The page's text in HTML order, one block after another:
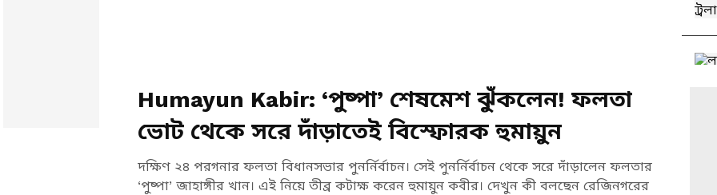
Humayun Kabir: ‘পুষ্পা’ শেষমেশ ঝুঁকলেন! ফলতা
ভোট থেকে সরে দাঁড়াতেই বিস্ফোরক হুমায়ুন
দক্ষিণ ২৪ পরগনার ফলতা বিধানসভার পুনর্নির্বাচন। সেই পুনর্নির্বাচন থেকে সরে দাঁড়ালেন ফলতার
‘পুষ্পা’ জাহাঙ্গীর খান। এই নিয়ে তীব্র কটাক্ষ করেন হুমায়ুন কবীর। দেখুন কী বলছেন রেজিনগরের